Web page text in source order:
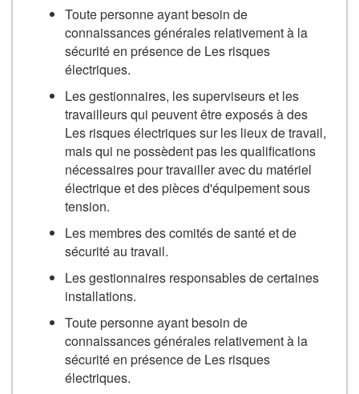
Toute personne ayant besoin de
connaissances générales relativement à la
sécurité en présence de Les risques
électriques.
Les gestionnaires, les superviseurs et les
travailleurs qui peuvent être exposés à des
Les risques électriques sur les lieux de travail,
mais qui ne possèdent pas les qualifications
nécessaires pour travailler avec du matériel
électrique et des pièces d'équipement sous
tension.
Les membres des comités de santé et de
sécurité au travail.
Les gestionnaires responsables de certaines
installations.
Toute personne ayant besoin de
connaissances générales relativement à la
sécurité en présence de Les risques
électriques.